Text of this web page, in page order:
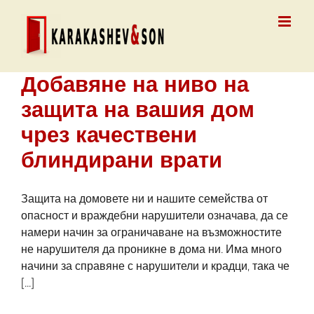
Добавяне на ниво на
защита на вашия дом
чрез качествени
блиндирани врати
Защита на домовете ни и нашите семейства от
опасност и враждебни нарушители означава, да се
намери начин за ограничаване на възможностите
не нарушителя да проникне в дома ни. Има много
начини за справяне с нарушители и крадци, така че
[...]